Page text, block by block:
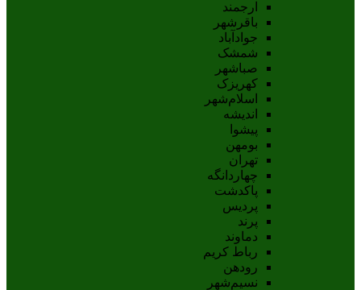
ارجمند
باقرشهر
جوادآباد
شمشک
صباشهر
کهریزک
اسلام‌شهر
اندیشه
پيشوا
بومهن
تهران
چهاردانگه
پاکدشت
پردیس
پرند
دماوند
رباط کریم
رودهن
نسيم‌شهر